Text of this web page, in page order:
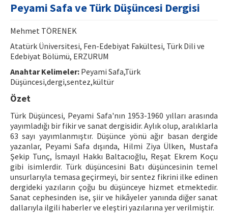
Guides
Publication Policies
Writing Rules
Contact Us
ISSN: 1010-867X · e-ISSN: 2667-8713
Peyami Safa ve Türk Düşüncesi Dergisi
Mehmet TÖRENEK
Atatürk Üniversitesi, Fen-Edebiyat Fakültesi, Türk Dili ve
Edebiyat Bölümü, ERZURUM
Anahtar Kelimeler: Peyami Safa,Türk
Düşüncesi,dergi,sentez,kültür
Özet
Türk Düşüncesi, Peyami Safa'nın 1953-1960 yılları arasında
yayımladığı bir fikir ve sanat dergisidir. Aylık olup, aralıklarla
63 sayı yayımlanmıştır. Düşünce yönü ağır basan dergide
yazanlar, Peyami Safa dışında, Hilmi Ziya Ülken, Mustafa
Şekip Tunç, İsmayıl Hakkı Baltacıoğlu, Reşat Ekrem Koçu
gibi isimlerdir. Türk düşüncesini Batı düşüncesinin temel
unsurlarıyla temasa geçirmeyi, bir sentez fikrini ilke edinen
dergideki yazıların çoğu bu düşünceye hizmet etmektedir.
Sanat cephesinden ise, şiir ve hikâyeler yanında diğer sanat
dallarıyla ilgili haberler ve eleştiri yazılarına yer verilmiştir.